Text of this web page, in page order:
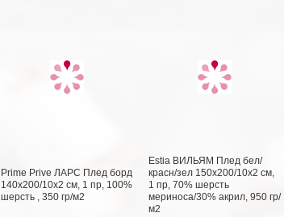
Prime Prive ЛАРС Плед борд
140х200/10х2 см, 1 пр, 100%
шерсть , 350 гр/м2
Estia ВИЛЬЯМ Плед бел/
красн/зел 150х200/10х2 см,
1 пр, 70% шерсть
мериноса/30% акрил, 950 гр/
м2